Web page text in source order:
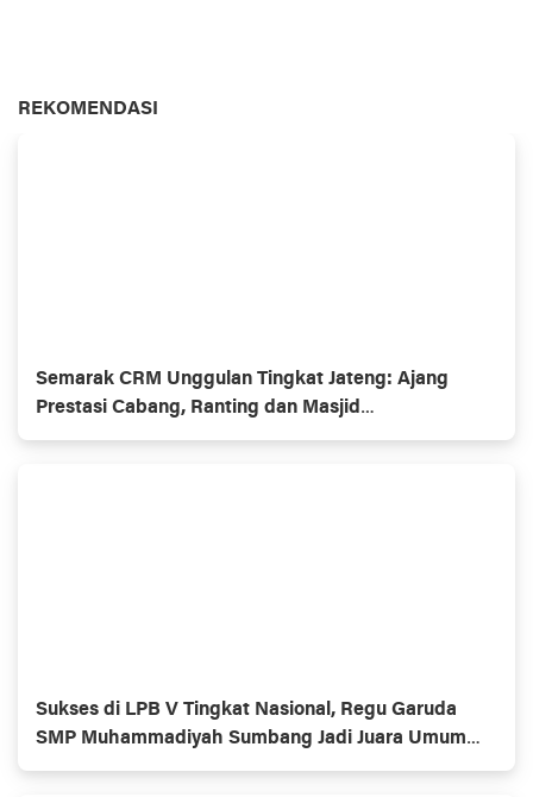
REKOMENDASI
Semarak CRM Unggulan Tingkat Jateng: Ajang
Prestasi Cabang, Ranting dan Masjid
Muhammadiyaĥ
Sukses di LPB V Tingkat Nasional, Regu Garuda
SMP Muhammadiyah Sumbang Jadi Juara Umum
Putra